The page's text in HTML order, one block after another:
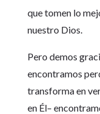
que tomen lo
nuestro Dios.
Pero demos
encontramos
transforma en
en Él–